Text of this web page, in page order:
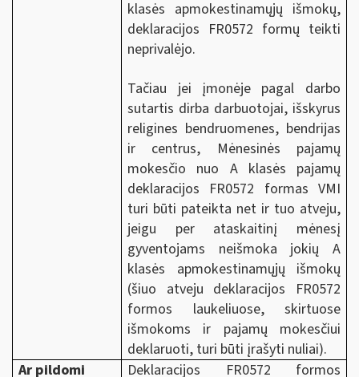
klasės apmokestinamųjų išmokų,
deklaracijos FR0572 formų teikti
neprivalėjo.
Tačiau jei įmonėje pagal darbo
sutartis dirba darbuotojai, išskyrus
religines bendruomenes, bendrijas
ir centrus, Mėnesinės pajamų
mokesčio nuo A klasės pajamų
deklaracijos FR0572 formas VMI
turi būti pateikta net ir tuo atveju,
jeigu per ataskaitinį mėnesį
gyventojams neišmoka jokių A
klasės apmokestinamųjų išmokų
(šiuo atveju deklaracijos FR0572
formos laukeliuose, skirtuose
išmokoms ir pajamų mokesčiui
deklaruoti, turi būti įrašyti nuliai).
Ar pildomi
Deklaracijos FR0572 formos